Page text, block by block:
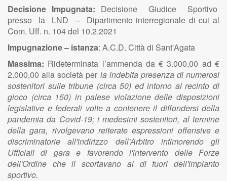
Decisione Impugnata: Decisione Giudice Sportivo
presso la LND – Dipartimento interregionale di cui al
Com. Uff. n. 104 del 10.2.2021
Impugnazione – istanza: A.C.D. Città di Sant'Agata
Massima: Rideterminata l’ammenda da € 3.000,00 ad €
2.000,00 alla società per la indebita presenza di numerosi
sostenitori sulle tribune (circa 50) ed intorno al recinto di
gioco (circa 150) in palese violazione delle disposizioni
legislative e federali volte a contenere il diffondersi della
pandemia da Covid-19; i medesimi sostenitori, al termine
della gara, rivolgevano reiterate espressioni offensive e
discriminatorie all'indirizzo dell'Arbitro intimorendo gli
Ufficiali di gara e favorendo l'intervento delle Forze
dell'Ordine che li scortavano al di fuori dell'impianto
sportivo.